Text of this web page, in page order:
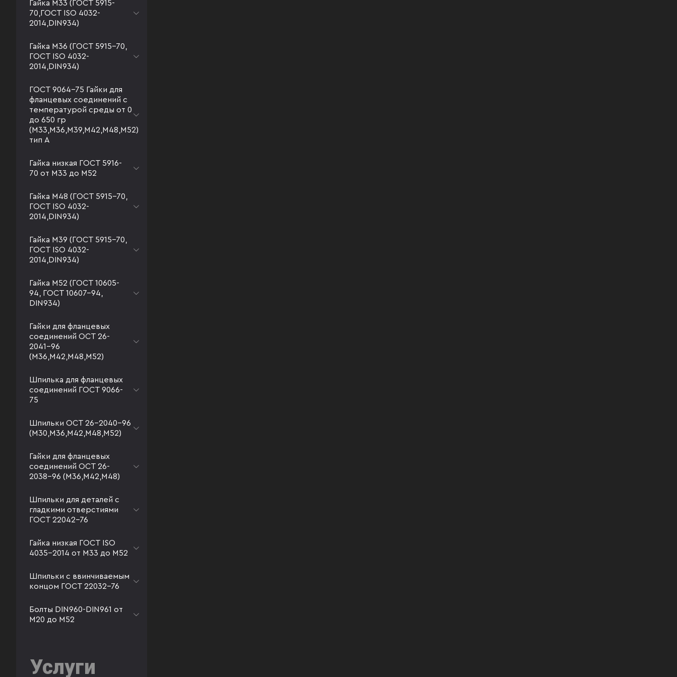
Гайка М33 (ГОСТ 5915-
70,ГОСТ ISO 4032-
2014,DIN934)
Гайка М36 (ГОСТ 5915-70,
ГОСТ ISO 4032-
2014,DIN934)
ГОСТ 9064-75 Гайки для
фланцевых соединений с
температурой среды от 0
до 650 гр
(М33,М36,М39,М42,М48,М52)
тип А
Гайка низкая ГОСТ 5916-
70 от М33 до М52
Гайка М48 (ГОСТ 5915-70,
ГОСТ ISO 4032-
2014,DIN934)
Гайка М39 (ГОСТ 5915-70,
ГОСТ ISO 4032-
2014,DIN934)
Гайка М52 (ГОСТ 10605-
94, ГОСТ 10607-94,
DIN934)
Гайки для фланцевых
соединений ОСТ 26-
2041-96
(М36,М42,М48,М52)
Шпилька для фланцевых
соединений ГОСТ 9066-
75
Шпильки ОСТ 26-2040-96
(М30,М36,М42,М48,М52)
Гайки для фланцевых
соединений ОСТ 26-
2038-96 (М36,М42,М48)
Шпильки для деталей с
гладкими отверстиями
ГОСТ 22042-76
Гайка низкая ГОСТ ISO
4035-2014 от М33 до М52
Шпильки с ввинчиваемым
концом ГОСТ 22032-76
Болты DIN960-DIN961 от
М20 до М52
Услуги